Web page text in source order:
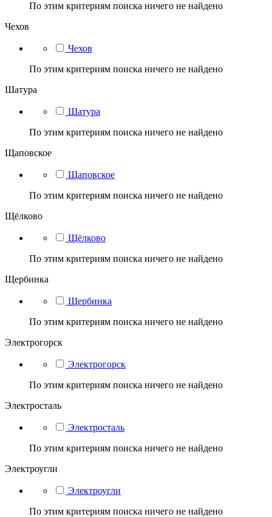
По этим критериям поиска ничего не найдено
Чехов
Чехов
По этим критериям поиска ничего не найдено
Шатура
Шатура
По этим критериям поиска ничего не найдено
Щаповское
Щаповское
По этим критериям поиска ничего не найдено
Щёлково
Щёлково
По этим критериям поиска ничего не найдено
Щербинка
Щербинка
По этим критериям поиска ничего не найдено
Электрогорск
Электрогорск
По этим критериям поиска ничего не найдено
Электросталь
Электросталь
По этим критериям поиска ничего не найдено
Электроугли
Электроугли
По этим критериям поиска ничего не найдено